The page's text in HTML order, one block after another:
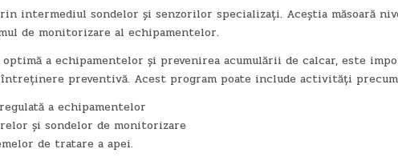
intermediul sondelor și senzorilor specializați. Aceștia măsoară
de monitorizare al echipamentelor.
a echipamentelor și prevenirea acumulării de calcar, este
preventivă. Acest program poate include activități
a echipamentelor
și sondelor de monitorizare
de tratare a apei.